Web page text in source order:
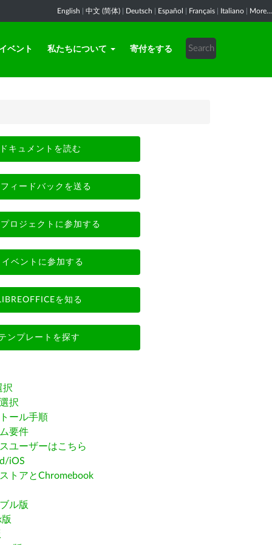
English 中文 (简体) Deutsch Español Français Italiano More...
イベント 私たちについて 寄付をする
ドキュメントを読む
フィードバックを送る
プロジェクトに参加する
イベントに参加する
を知る
ンプレートを探す
択
択
ール手順
要件
ユーザーはこちら
iOS
トアとChromebook
ル版